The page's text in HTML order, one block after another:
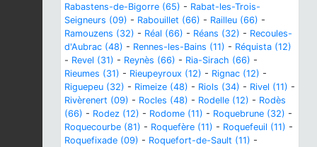
Rabastens-de-Bigorre (65) - Rabat-les-Trois-
Seigneurs (09) - Rabouillet (66) - Railleu (66) -
Ramouzens (32) - Réal (66) - Réans (32) - Recoules-
d'Aubrac (48) - Rennes-les-Bains (11) - Réquista (12)
- Revel (31) - Reynès (66) - Ria-Sirach (66) -
Rieumes (31) - Rieupeyroux (12) - Rignac (12) -
Riguepeu (32) - Rimeize (48) - Riols (34) - Rivel (11) -
Rivèrenert (09) - Rocles (48) - Rodelle (12) - Rodès
(66) - Rodez (12) - Rodome (11) - Roquebrune (32) -
Roquecourbe (81) - Roquefère (11) - Roquefeuil (11) -
Roquefixade (09) - Roquefort-de-Sault (11) -